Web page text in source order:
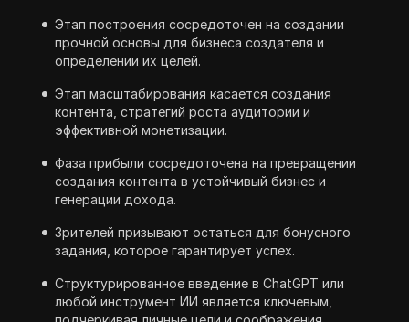
Этап построения сосредоточен на создании
прочной основы для бизнеса создателя и
определении их целей.
Этап масштабирования касается создания
контента, стратегий роста аудитории и
эффективной монетизации.
Фаза прибыли сосредоточена на превращении
создания контента в устойчивый бизнес и
генерации дохода.
Зрителей призывают остаться для бонусного
задания, которое гарантирует успех.
Структурированное введение в ChatGPT или
любой инструмент ИИ является ключевым,